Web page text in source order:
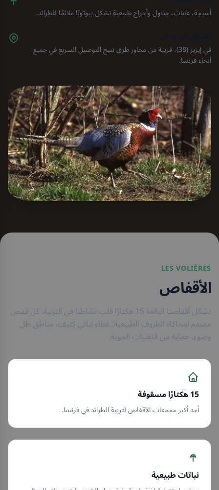
أسيجة، غابات، جداول وأحراج طبيعية تشكل بيوتوبًا ملائمًا للطرائد.
في إيزير (38)، قريبة من محاور طرق تتيح التوصيل السريع في جميع
أنحاء فرنسا.
LES VOLIÈRES
الأقفاص
تشكل أقفاصنا البالغة 15 هكتارًا قلب نشاطنا في التربية. كل قفص
مصمم لمحاكاة الظروف الطبيعية: غطاء نباتي كثيف، مناطق ظل
وضوء، حماية من التقلبات الجوية.
15 هكتارًا مسقوفة
أحد أكبر مجمعات الأقفاص لتربية الطرائد في فرنسا.
نباتات طبيعية